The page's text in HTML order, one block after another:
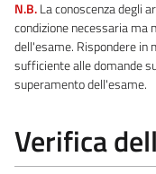
N.B.La conoscenza degli
condizione necessaria
dell'esame. Rispondere in
sufficiente alle domande
superamento dell'esame.
Verifica